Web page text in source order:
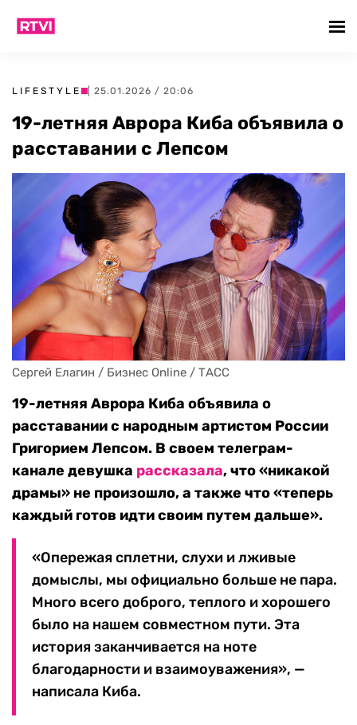
LIFESTYLE | 25.01.2026 / 20:06
19-летняя Аврора Киба объявила о
расставании с Лепсом
Сергей Елагин / Бизнес Online / ТАСС
19-летняя Аврора Киба объявила о
расставании с народным артистом России
Григорием Лепсом. В своем телеграм-
канале девушка рассказала, что «никакой
драмы» не произошло, а также что «теперь
каждый готов идти своим путем дальше».
«Опережая сплетни, слухи и лживые
домыслы, мы официально больше не пара.
Много всего доброго, теплого и хорошего
было на нашем совместном пути. Эта
история заканчивается на ноте
благодарности и взаимоуважения», —
написала Киба.